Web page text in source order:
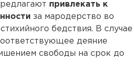
привлекать к
за мародерство во
бедствия. В случае
деяние
свободы на срок до